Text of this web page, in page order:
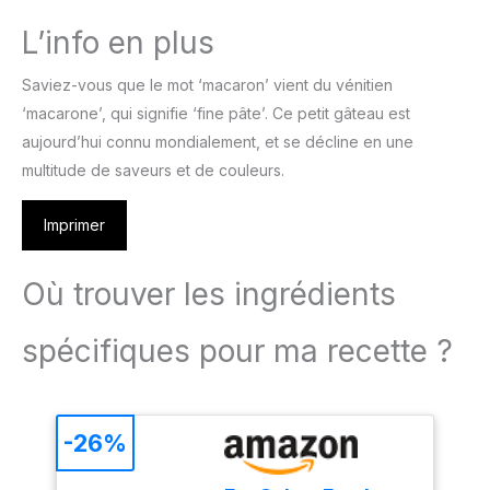
L’info en plus
Saviez-vous que le mot ‘macaron’ vient du vénitien
‘macarone’, qui signifie ‘fine pâte’. Ce petit gâteau est
aujourd’hui connu mondialement, et se décline en une
multitude de saveurs et de couleurs.
Imprimer
Où trouver les ingrédients
spécifiques pour ma recette ?
-26%